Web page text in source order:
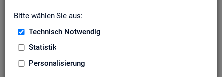
Bitte wählen Sie aus:
Technisch Notwendig
Statistik
Personalisierung
ak­tu­el­le Be­rich­te, wie z. B. den Mo­nats­be­richt und den BA-
neue Ver­öf­fent­li­chun­gen,
Son­der­be­rich­te,
an­de­re Neu­ig­kei­ten aus der Sta­tis­tik.